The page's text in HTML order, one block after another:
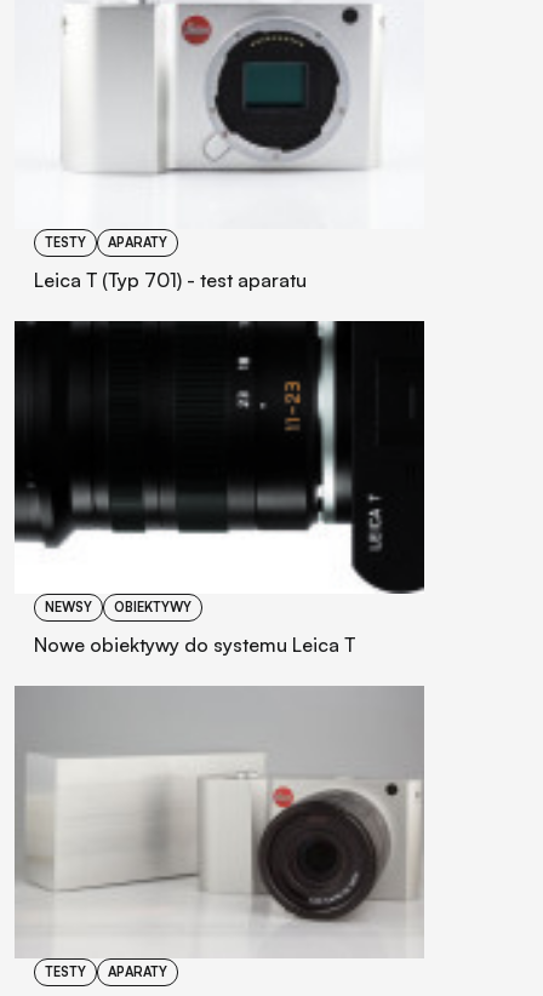
TESTY APARATY
Leica T (Typ 701) - test aparatu
NEWSY OBIEKTYWY
Nowe obiektywy do systemu Leica T
TESTY APARATY